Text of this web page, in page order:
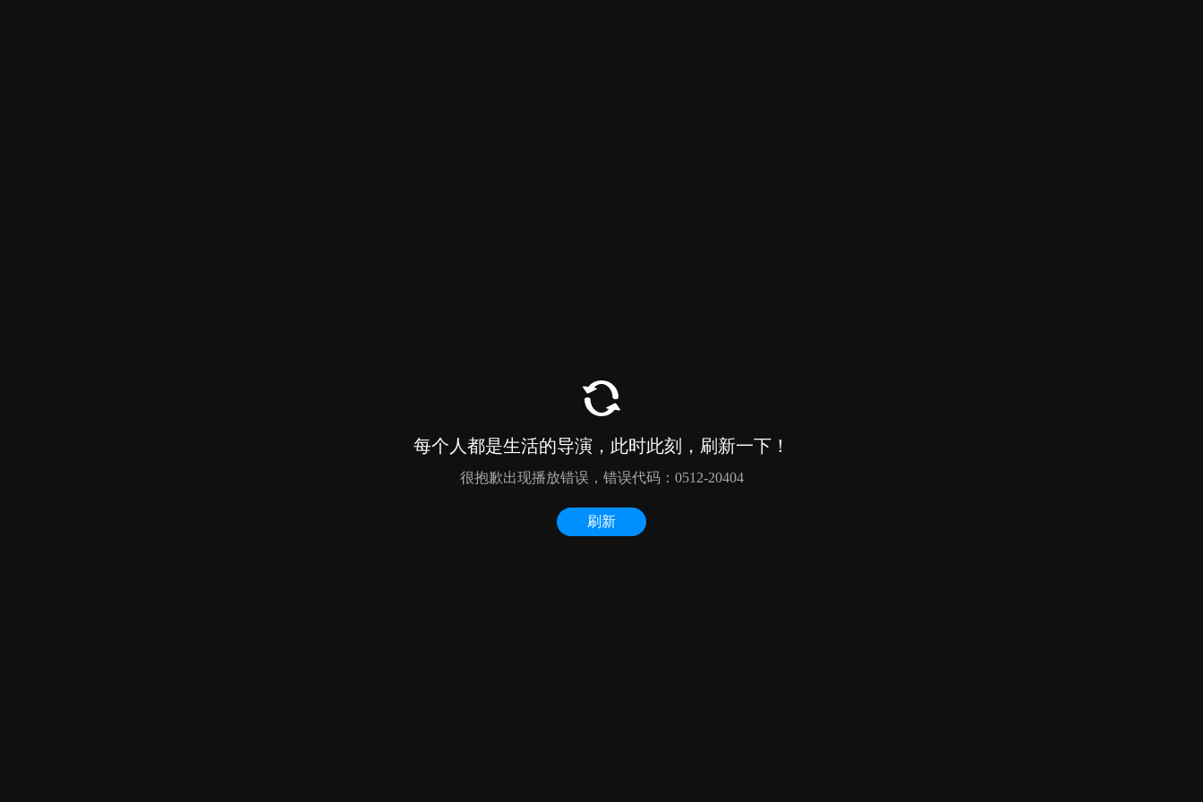
每个人都是生活的导演，此时此刻，刷新一下！
很抱歉出现播放错误，错误代码：0512-20404
刷新